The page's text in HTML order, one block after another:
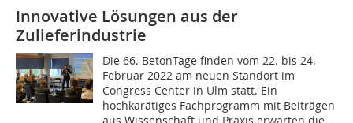
Innovative Lösungen aus der
Zulieferindustrie
Die 66. BetonTage finden vom 22. bis 24.
Februar 2022 am neuen Standort im
Congress Center in Ulm statt. Ein
hochkarätiges Fachprogramm mit Beiträgen